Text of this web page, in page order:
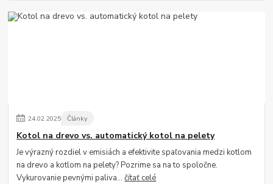
24.02.2025 Články
Kotol na drevo vs. automatický kotol na pelety
Je výrazný rozdiel v emisiách a efektivite spaľovania medzi kotlom
na drevo a kotlom na pelety? Pozrime sa na to spoločne.
Vykurovanie pevnými paliva...čítať celé